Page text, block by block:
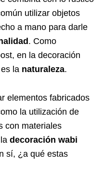
utilizar objetos
a mano para darle
. Como
en la decoración
la naturaleza.
elementos fabricados
la utilización de
con materiales
decoración wabi
sí, ¿a qué estas